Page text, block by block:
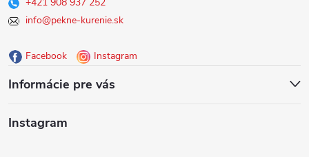
ä
e
info@pekne-kurenie.sk
Facebook Instagram
Informácie pre vás
Instagram